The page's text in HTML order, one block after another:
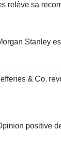
relève sa
Stanley
& Co.
positive